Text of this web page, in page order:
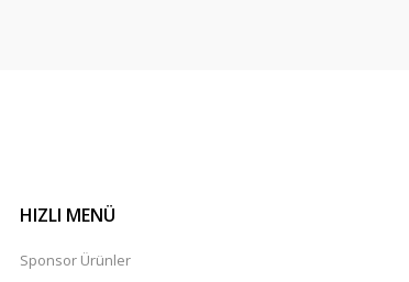
HIZLI MENÜ
Sponsor Ürünler